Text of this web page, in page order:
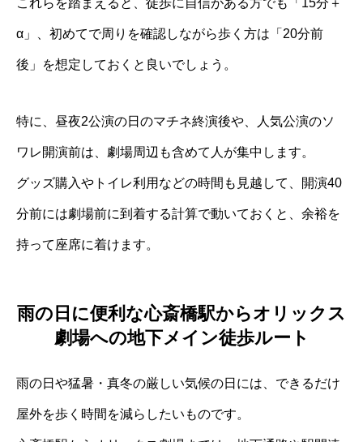
これらを踏まえると、徒歩に自信がある方でも「15分＋
α」、初めてで周りを確認しながら歩く方は「20分前
後」を想定しておくと良いでしょう。
特に、昼夜2公演の日のマチネ終演後や、人気公演のソ
ワレ開演前は、劇場周辺も含めて人が集中します。
グッズ購入やトイレ利用などの時間も見越して、開演40
分前には劇場前に到着する計算で動いておくと、余裕を
持って座席に着けます。
雨の日に便利な心斎橋駅からオリックス
劇場への地下メイン徒歩ルート
雨の日や猛暑・真冬の厳しい気候の日には、できるだけ
屋外を歩く時間を減らしたいものです。